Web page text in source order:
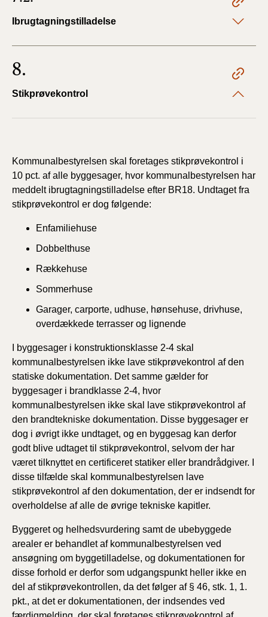
Ibrugtagningstilladelse
8.
Stikprøvekontrol
Kommunalbestyrelsen skal foretages stikprøvekontrol i
10 pct. af alle byggesager, hvor kommunalbestyrelsen har
meddelt ibrugtagningstilladelse efter BR18. Undtaget fra
stikprøvekontrol er dog følgende:
Enfamiliehuse
Dobbelthuse
Rækkehuse
Sommerhuse
Garager, carporte, udhuse, hønsehuse, drivhuse,
overdækkede terrasser og lignende
I byggesager i konstruktionsklasse 2-4 skal
kommunalbestyrelsen ikke lave stikprøvekontrol af den
statiske dokumentation. Det samme gælder for
byggesager i brandklasse 2-4, hvor
kommunalbestyrelsen ikke skal lave stikprøvekontrol af
den brandtekniske dokumentation. Disse byggesager er
dog i øvrigt ikke undtaget, og en byggesag kan derfor
godt blive udtaget til stikprøvekontrol, selvom der har
været tilknyttet en certificeret statiker eller brandrådgiver. I
disse tilfælde skal kommunalbestyrelsen lave
stikprøvekontrol af den dokumentation, der er indsendt for
overholdelse af alle de øvrige tekniske kapitler.
Byggeret og helhedsvurdering samt de ubebyggede
arealer er behandlet af kommunalbestyrelsen ved
ansøgning om byggetilladelse, og dokumentationen for
disse forhold er derfor som udgangspunkt heller ikke en
del af stikprøvekontrollen, da det følger af § 46, stk. 1, 1.
pkt., at det er dokumentationen, der indsendes ved